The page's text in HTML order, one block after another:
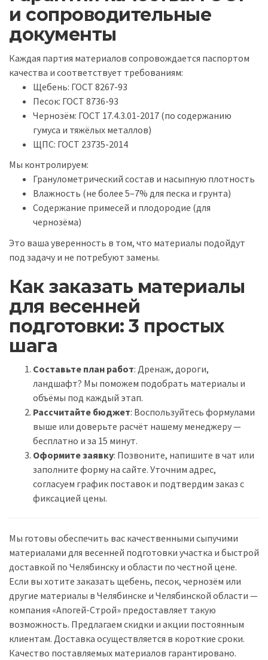
и сопроводительные
документы
Каждая партия материалов сопровождается паспортом
качества и соответствует требованиям:
Щебень: ГОСТ 8267-93
Песок: ГОСТ 8736-93
Чернозём: ГОСТ 17.4.3.01-2017 (по содержанию
гумуса и тяжёлых металлов)
ЩПС: ГОСТ 23735-2014
Мы контролируем:
Гранулометрический состав и насыпную плотность
Влажность (не более 5–7% для песка и грунта)
Содержание примесей и плодородие (для
чернозёма)
Это ваша уверенность в том, что материалы подойдут
под задачу и не потребуют замены.
Как заказать материалы
для весенней
подготовки: 3 простых
шага
Составьте план работ: Дренаж, дороги,
ландшафт? Мы поможем подобрать материалы и
объёмы под каждый этап.
Рассчитайте бюджет: Воспользуйтесь формулами
выше или доверьте расчёт нашему менеджеру —
бесплатно и за 15 минут.
Оформите заявку: Позвоните, напишите в чат или
заполните форму на сайте. Уточним адрес,
согласуем график поставок и подтвердим заказ с
фиксацией цены.
Мы готовы обеспечить вас качественными сыпучими
материалами для весенней подготовки участка и быстрой
доставкой по Челябинску и области по честной цене.
Если вы хотите заказать щебень, песок, чернозём или
другие материалы в Челябинске и Челябинской области —
компания «Апогей-Строй» предоставляет такую
возможность. Предлагаем скидки и акции постоянным
клиентам. Доставка осуществляется в короткие сроки.
Качество поставляемых материалов гарантировано.